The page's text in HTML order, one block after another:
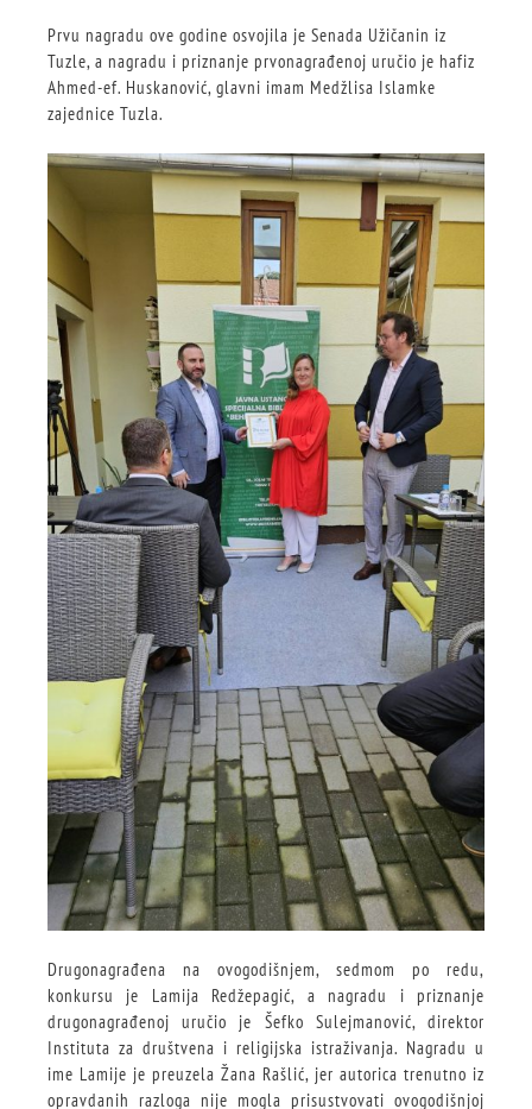
Prvu nagradu ove godine osvojila je Senada Užičanin iz
Tuzle, a nagradu i priznanje prvonagrađenoj uručio je hafiz
Ahmed-ef. Huskanović, glavni imam Medžlisa Islamke
zajednice Tuzla.
Drugonagrađena na ovogodišnjem, sedmom po redu,
konkursu je Lamija Redžepagić, a nagradu i priznanje
drugonagrađenoj uručio je Šefko Sulejmanović, direktor
Instituta za društvena i religijska istraživanja. Nagradu u
ime Lamije je preuzela Žana Rašlić, jer autorica trenutno iz
opravdanih razloga nije mogla prisustvovati ovogodišnjoj